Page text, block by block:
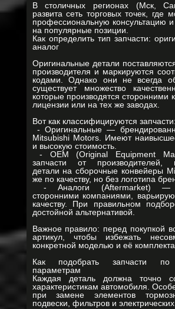
В столичных регионах (Мск,
развита сеть торговых точек, где
профессиональную консультацию и
на популярные позиции.
Как определить тип запчасти:
аналог
Оригинальные детали
производителя и маркируются
кодами. Однако они не всегда
существует множество
которые производятся сторонними
лицензии или на тех же заводах.
Вот как классифицируются запчасти:
- Оригинальные —
Mitsubishi Motors. Имеют
и высокую стоимость.
- OEM (Original Equipment
запчасти от производителей,
детали на сборочные конвейеры
же по качеству, но без логотипа
- Аналоги (Aftermarket) —
сторонними компаниями,
качеству. При правильном
достойной альтернативой.
Важное правило: перед покупкой
артикул, чтобы избежать
конкретной моделью и её
Как подобрать запчасти по
параметрам
Каждая деталь должна точно
характеристикам автомобиля.
при замене элементов
подвески, фильтров и